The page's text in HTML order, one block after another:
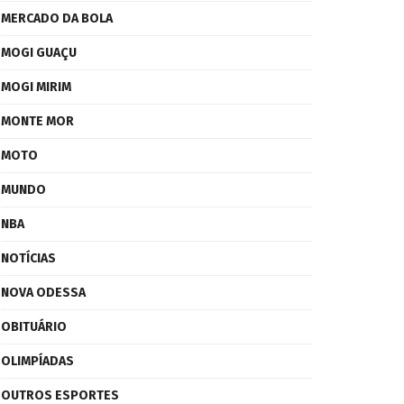
MERCADO DA BOLA
MOGI GUAÇU
MOGI MIRIM
MONTE MOR
MOTO
MUNDO
NBA
NOTÍCIAS
NOVA ODESSA
OBITUÁRIO
OLIMPÍADAS
OUTROS ESPORTES